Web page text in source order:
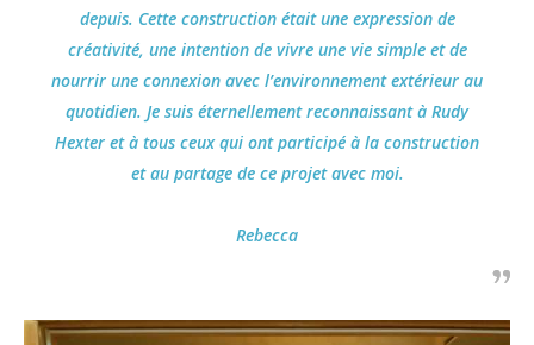
depuis. Cette construction était une expression de
créativité, une intention de vivre une vie simple et de
nourrir une connexion avec l’environnement extérieur au
quotidien. Je suis éternellement reconnaissant à Rudy
Hexter et à tous ceux qui ont participé à la construction
et au partage de ce projet avec moi.
Rebecca